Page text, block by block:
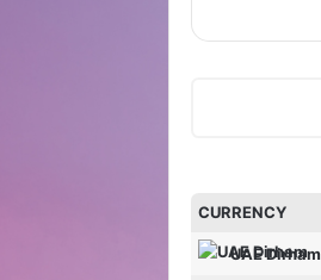
CURRENCY
UAE Dirham